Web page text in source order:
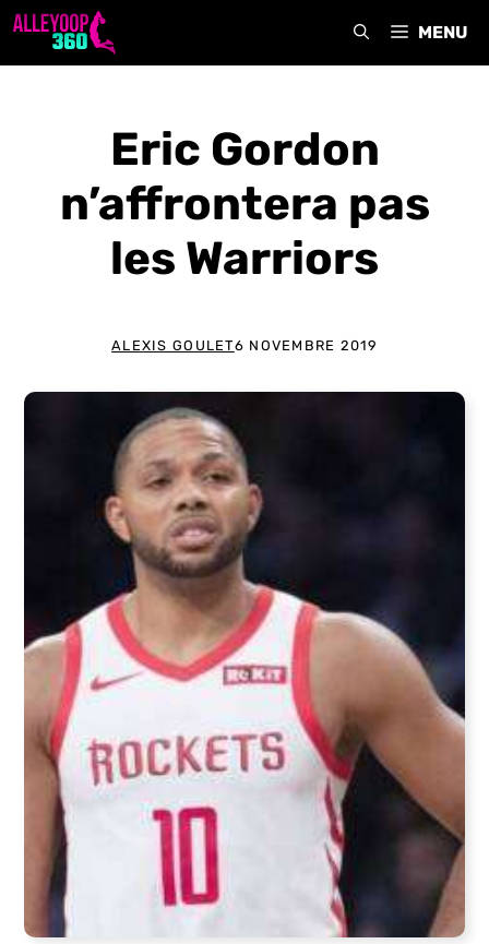
Aller
MENU
Eric Gordon
n’affrontera pas
les Warriors
ALEXIS GOULET6 NOVEMBRE 2019